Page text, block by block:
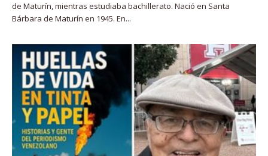
de Maturín, mientras estudiaba bachillerato. Nació en Santa
Bárbara de Maturín en 1945. En...